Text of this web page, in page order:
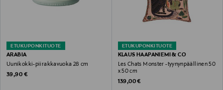
ETUKUPONKITUOTE
ARABIA
Uunikokki-piirakkavuoka 28 cm
Original Price
39,90 €
ETUKUPONKITUOTE
KLAUS HAAPANIEMI & CO
Les Chats Monster -tyynynpäällinen 50
x 50 cm
Original Price
139,00 €